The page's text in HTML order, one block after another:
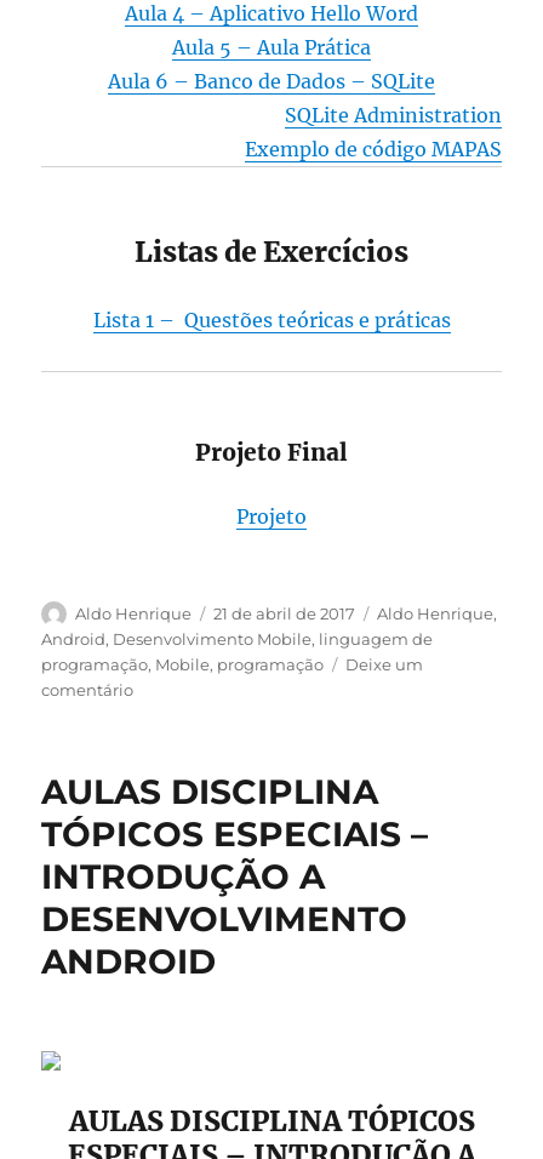
Aula 4 – Aplicativo Hello Word
Aula 5 – Aula Prática
Aula 6 – Banco de Dados – SQLite
SQLite Administration
Exemplo de código MAPAS
Listas de Exercícios
Lista 1 – Questões teóricas e práticas
Projeto Final
Projeto
Autor
Aldo Henrique
Publicado
em
21 de abril de 2017 Categorias
Aldo Henrique,
Android, Desenvolvimento Mobile, linguagem de
programação, Mobile, programação
Deixe um
comentárioem
Mobile
AULAS DISCIPLINA
TÓPICOS ESPECIAIS –
INTRODUÇÃO A
DESENVOLVIMENTO
ANDROID
AULAS DISCIPLINA TÓPICOS